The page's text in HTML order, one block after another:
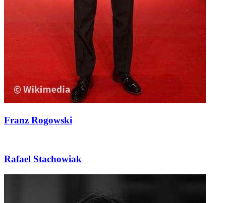
Franz Rogowski
Rafael Stachowiak